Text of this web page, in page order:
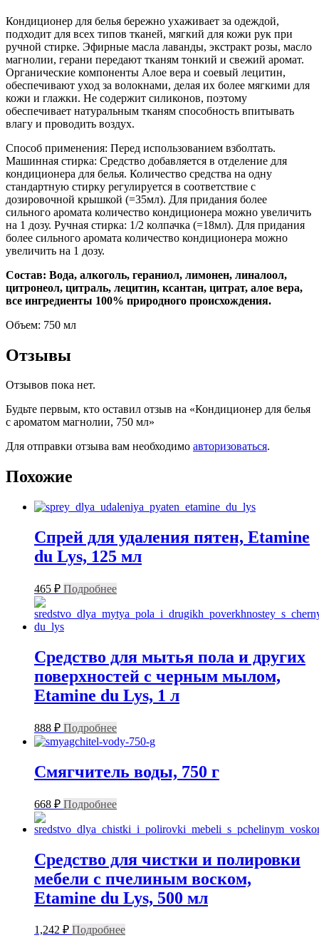
Кондиционер для белья бережно ухаживает за одеждой,
подходит для всех типов тканей, мягкий для кожи рук при
ручной стирке. Эфирные масла лаванды, экстракт розы, масло
магнолии, герани передают тканям тонкий и свежий аромат.
Органические компоненты Алое вера и соевый лецитин,
обеспечивают уход за волокнами, делая их более мягкими для
кожи и глажки. Не содержит силиконов, поэтому
обеспечивает натуральным тканям способность впитывать
влагу и проводить воздух.
Способ применения: Перед использованием взболтать.
Машинная стирка: Средство добавляется в отделение для
кондиционера для белья. Количество средства на одну
стандартную стирку регулируется в соответствие с
дозировочной крышкой (=35мл). Для придания более
сильного аромата количество кондиционера можно увеличить
на 1 дозу. Ручная стирка: 1/2 колпачка (=18мл). Для придания
более сильного аромата количество кондиционера можно
увеличить на 1 дозу.
Состав: Вода, алкоголь, гераниол, лимонен, линалоол,
цитронеол, цитраль, лецитин, ксантан, цитрат, алое вера,
все ингредиенты 100% природного происхождения.
Объем: 750 мл
Отзывы
Отзывов пока нет.
Будьте первым, кто оставил отзыв на «Кондиционер для белья
с ароматом магнолии, 750 мл»
Для отправки отзыва вам необходимо авторизоваться.
Похожие
Спрей для удаления пятен, Etamine
du Lys, 125 мл
465 ₽ Подробнее
Средство для мытья пола и других
поверхностей с черным мылом,
Etamine du Lys, 1 л
888 ₽ Подробнее
Смягчитель воды, 750 г
668 ₽ Подробнее
Средство для чистки и полировки
мебели с пчелиным воском,
Etamine du Lys, 500 мл
1,242 ₽ Подробнее